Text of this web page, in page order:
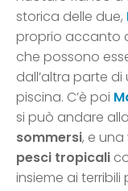
storica delle due,
proprio accanto
che possono
dall’altra parte
piscina. C’è poi
si può andare
sommersi, e
pesci tropicali
insieme ai